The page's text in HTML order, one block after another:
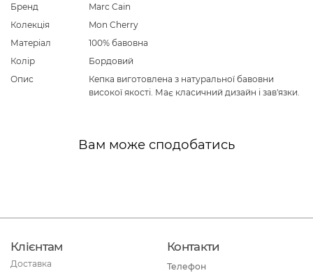
Бренд
Marc Cain
Колекція
Mon Cherry
Матеріал
100% бавовна
Колір
Бордовий
Опис
Кепка виготовлена з натуральної бавовни
високої якості. Має класичний дизайн і зав'язки.
Вам може сподобатись
Клієнтам
Доставка
Контакти
Телефон